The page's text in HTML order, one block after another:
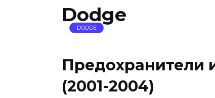
Dodge
DODGE
Предохранители
(2001-2004)